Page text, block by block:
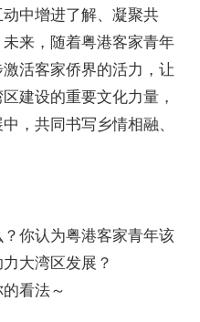
中增进了解、凝聚共
来，随着粤港客家青年
活客家侨界的活力，让
建设的重要文化力量，
，共同书写乡情相融、
你认为粤港客家青年该
大湾区发展？
看法～